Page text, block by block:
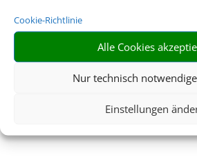
Cookie-Richtlinie
Alle Cookies
Nur technisch
Einstellungen